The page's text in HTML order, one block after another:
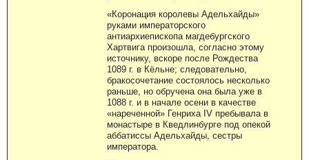
«Коронация королевы Адельхайды»
руками императорского
антиархиепископа магдебургского
Хартвига произошла, согласно этому
источнику, вскоре после Рождества
1089 г. в Кёльне; следовательно,
бракосочетание состоялось несколько
раньше, но обручена она была уже в
1088 г. и в начале осени в качестве
«нареченной» Генриха IV пребывала в
монастыре в Кведлинбурге под опекой
аббатиссы Адельхайды, сестры
императора.